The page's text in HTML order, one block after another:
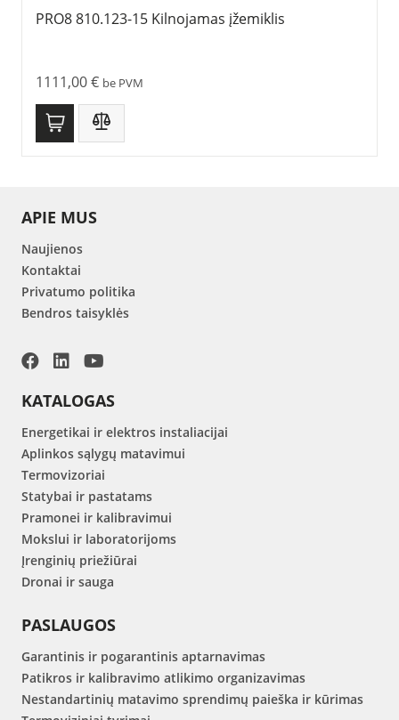
PRO8 810.123-15 Kilnojamas įžemiklis
1111,00€ be PVM
APIE MUS
Naujienos
Kontaktai
Privatumo politika
Bendros taisyklės
KATALOGAS
Energetikai ir elektros instaliacijai
Aplinkos sąlygų matavimui
Termovizoriai
Statybai ir pastatams
Pramonei ir kalibravimui
Mokslui ir laboratorijoms
Įrenginių priežiūrai
Dronai ir sauga
PASLAUGOS
Garantinis ir pogarantinis aptarnavimas
Patikros ir kalibravimo atlikimo organizavimas
Nestandartinių matavimo sprendimų paieška ir kūrimas